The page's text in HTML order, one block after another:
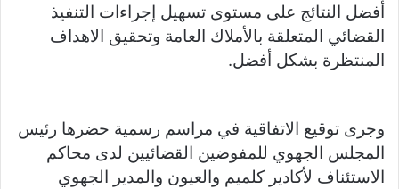
أفضل النتائج على مستوى تسهيل إجراءات التنفيذ
القضائي المتعلقة بالأملاك العامة وتحقيق الاهداف
المنتظرة بشكل أفضل.
وجرى توقيع الاتفاقية في مراسم رسمية حضرها رئيس
المجلس الجهوي للمفوضين القضائيين لدى محاكم
الاستئناف لأكادير كلميم والعيون والمدير الجهوي